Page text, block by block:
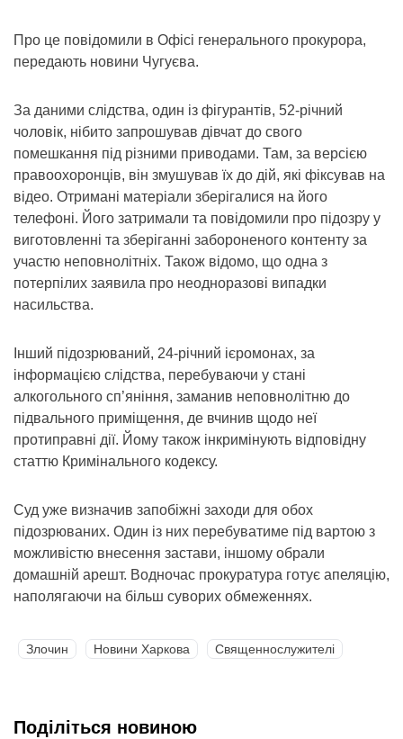
Про це повідомили в Офісі генерального прокурора,
передають новини Чугуєва.
За даними слідства, один із фігурантів, 52-річний
чоловік, нібито запрошував дівчат до свого
помешкання під різними приводами. Там, за версією
правоохоронців, він змушував їх до дій, які фіксував на
відео. Отримані матеріали зберігалися на його
телефоні. Його затримали та повідомили про підозру у
виготовленні та зберіганні забороненого контенту за
участю неповнолітніх. Також відомо, що одна з
потерпілих заявила про неодноразові випадки
насильства.
Інший підозрюваний, 24-річний ієромонах, за
інформацією слідства, перебуваючи у стані
алкогольного сп’яніння, заманив неповнолітню до
підвального приміщення, де вчинив щодо неї
протиправні дії. Йому також інкримінують відповідну
статтю Кримінального кодексу.
Суд уже визначив запобіжні заходи для обох
підозрюваних. Один із них перебуватиме під вартою з
можливістю внесення застави, іншому обрали
домашній арешт. Водночас прокуратура готує апеляцію,
наполягаючи на більш суворих обмеженнях.
Злочин Новини Харкова Священнослужителі
Поділіться новиною